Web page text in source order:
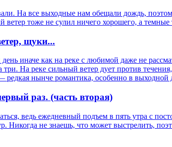
На все выходные нам обещали дождь,
ветер тоже не сулил ничего хорошего, а
щуки...
иначе как на реке с любимой даже не
На реке сильный ветер дует против
нынче романтика, особенно в выходной
раз. (часть вторая)
ведь ежедневный подъем в пять утра с
Никогда не знаешь, что может выстрелить,